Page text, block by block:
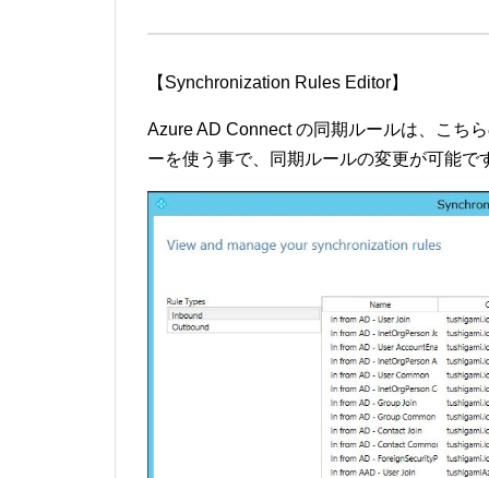
【Synchronization Rules Editor】
Azure AD Connect の同期ルールは、こち
ーを使う事で、同期ルールの変更が可能で